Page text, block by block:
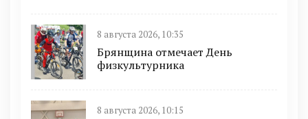
8 августа 2026, 10:35
Брянщина отмечает День
физкультурника
8 августа 2026, 10:15